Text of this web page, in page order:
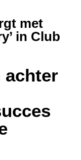
met
in Club
achter